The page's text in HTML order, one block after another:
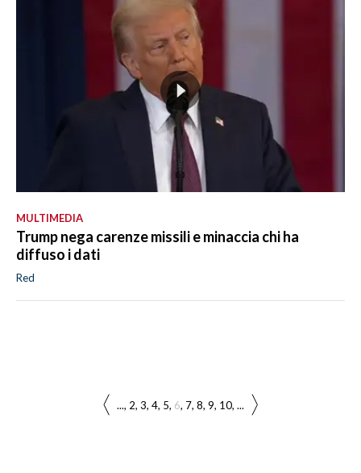
MULTIMEDIA
Trump nega carenze missili e minaccia chi ha
diffuso i dati
Red
... 2 3 4 5 6 7 8 9 10 ...